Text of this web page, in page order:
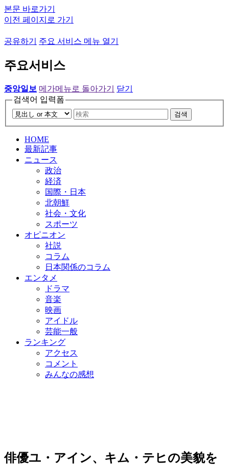
본문 바로가기
이전 페이지로 가기
공유하기 주요 서비스 메뉴 열기
주요서비스
중앙일보 메가메뉴로 돌아가기
닫기
검색어 입력폼
검색
HOME
最新記事
ニュース
政治
経済
国際・日本
北朝鮮
社会・文化
スポーツ
オピニオン
社説
コラム
日本関係のコラム
エンタメ
ドラマ
音楽
映画
アイドル
芸能一般
ランキング
アクセス
コメント
みんなの感想
俳優ユ・アイン、キム・テヒの美貌を